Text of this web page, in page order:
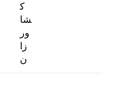
ک
شا
ور
زا
ن